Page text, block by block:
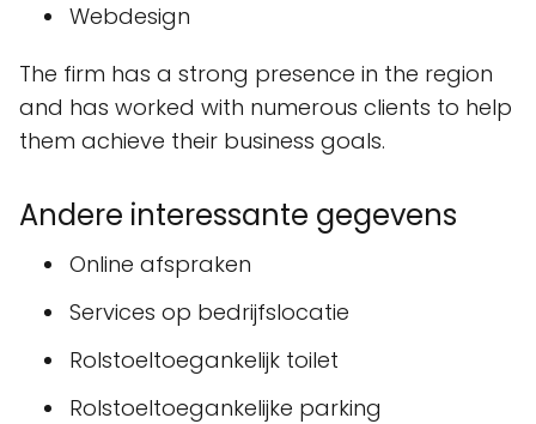
Webdesign
The firm has a strong presence in the region
and has worked with numerous clients to help
them achieve their business goals.
Andere interessante gegevens
Online afspraken
Services op bedrijfslocatie
Rolstoeltoegankelijk toilet
Rolstoeltoegankelijke parking